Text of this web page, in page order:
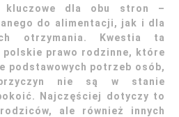
kluczowe dla obu stron –
do alimentacji, jak i dla
otrzymania. Kwestia ta
prawo rodzinne, które
podstawowych potrzeb osób,
nie są w stanie
Najczęściej dotyczy to
ale również innych